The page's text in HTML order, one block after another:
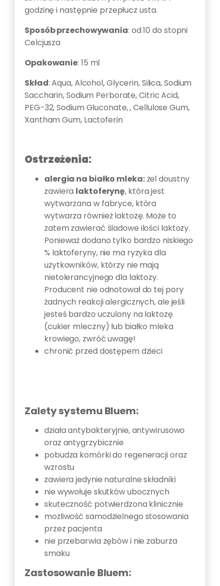
godzinę i następnie przepłucz usta.
Sposób przechowywania: od 10 do stopni
Celcjusza
Opakowanie: 15 ml
Skład: Aqua, Alcohol, Glycerin, Silica, Sodium
Saccharin, Sodium Perborate, Citric Acid,
PEG-32, Sodium Gluconate, , Cellulose Gum,
Xantham Gum, Lactoferin
Ostrzeżenia:
alergia na białko mleka:żel doustny
zawiera laktoferynę, która jest
wytwarzana w fabryce, która
wytwarza również laktozę. Może to
zatem zawierać śladowe ilości laktozy.
Ponieważ dodano tylko bardzo niskiego
% laktoferyny, nie ma ryzyka dla
użytkowników, którzy nie mają
nietolerancyjnego dla laktozy.
Producent nie odnotował do tej pory
żadnych reakcji alergicznych, ale jeśli
jesteś bardzo uczulony na laktozę
(cukier mleczny) lub białko mleka
krowiego, zwróć uwagę!
chronić przed dostępem dzieci
Zalety systemu Bluem:
działa antybakteryjnie, antywirusowo
oraz antygrzybicznie
pobudza komórki do regeneracji oraz
wzrostu
zawiera jedynie naturalne składniki
nie wywołuje skutków ubocznych
skuteczność potwierdzona klinicznie
możliwość samodzielnego stosowania
przez pacjenta
nie przebarwia zębów i nie zaburza
smaku
Zastosowanie Bluem: